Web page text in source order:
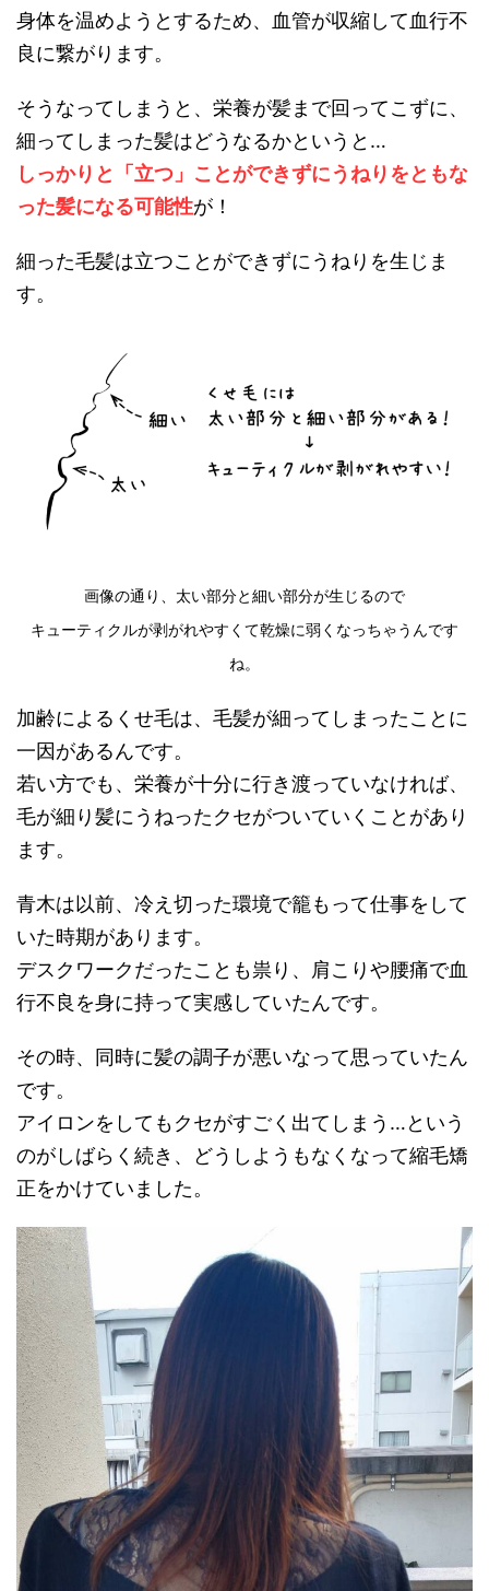
身体を温めようとするため、血管が収縮して血行不
良に繋がります。
そうなってしまうと、栄養が髪まで回ってこずに、
細ってしまった髪はどうなるかというと…
しっかりと「立つ」ことができずにうねりをともな
った髪になる可能性が！
細った毛髪は立つことができずにうねりを生じま
す。
画像の通り、太い部分と細い部分が生じるので
キューティクルが剥がれやすくて乾燥に弱くなっちゃうんです
ね。
加齢によるくせ毛は、毛髪が細ってしまったことに
一因があるんです。
若い方でも、栄養が十分に行き渡っていなければ、
毛が細り髪にうねったクセがついていくことがあり
ます。
青木は以前、冷え切った環境で籠もって仕事をして
いた時期があります。
デスクワークだったことも祟り、肩こりや腰痛で血
行不良を身に持って実感していたんです。
その時、同時に髪の調子が悪いなって思っていたん
です。
アイロンをしてもクセがすごく出てしまう…という
のがしばらく続き、どうしようもなくなって縮毛矯
正をかけていました。